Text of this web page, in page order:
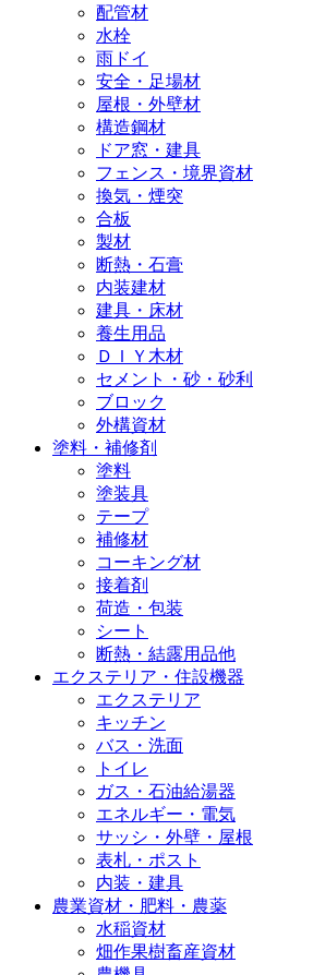
配管材
水栓
雨ドイ
安全・足場材
屋根・外壁材
構造鋼材
ドア窓・建具
フェンス・境界資材
換気・煙突
合板
製材
断熱・石膏
内装建材
建具・床材
養生用品
ＤＩＹ木材
セメント・砂・砂利
ブロック
外構資材
塗料・補修剤
塗料
塗装具
テープ
補修材
コーキング材
接着剤
荷造・包装
シート
断熱・結露用品他
エクステリア・住設機器
エクステリア
キッチン
バス・洗面
トイレ
ガス・石油給湯器
エネルギー・電気
サッシ・外壁・屋根
表札・ポスト
内装・建具
農業資材・肥料・農薬
水稲資材
畑作果樹畜産資材